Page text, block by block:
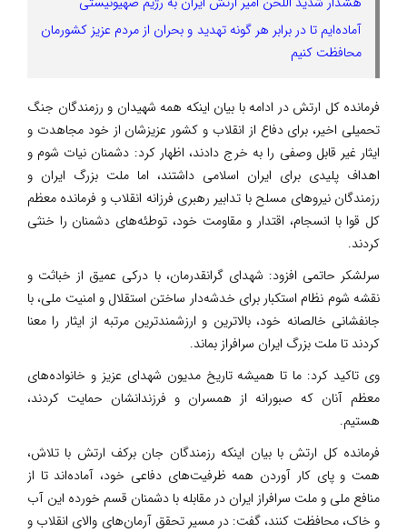
آماده‌ایم تا در برابر هر گونه تهدید و بحران از مردم عزیز کشورمان
محافظت کنیم
فرمانده کل ارتش در ادامه با بیان اینکه همه شهیدان و رزمندگان جنگ
تحمیلی اخیر، برای دفاع از انقلاب و کشور عزیزشان از خود مجاهدت و
ایثار غیر قابل وصفی را به خرج دادند، اظهار کرد: دشمنان نیات شوم و
اهداف پلیدی برای ایران اسلامی داشتند، اما ملت بزرگ ایران و
رزمندگان نیروهای مسلح با تدابیر رهبری فرزانه انقلاب و فرمانده معظم
کل قوا با انسجام، اقتدار و مقاومت خود، توطئه‌های دشمنان را خنثی
کردند.
سرلشکر حاتمی افزود: شهدای گرانقدرمان، با درکی عمیق از خباثت و
نقشه شوم نظام استکبار برای خدشه‌دار ساختن استقلال و امنیت ملی، با
جانفشانی خالصانه خود، بالاترین و ارزشمندترین مرتبه از ایثار را معنا
کردند تا ملت بزرگ ایران سرافراز بماند.
وی تاکید کرد: ما تا همیشه تاریخ مدیون شهدای عزیز و خانواده‌های
معظم آنان که صبورانه از همسران و فرزندانشان حمایت کردند،
هستیم.
فرمانده کل ارتش با بیان اینکه رزمندگان جان برکف ارتش با تلاش،
همت و پای کار آوردن همه ظرفیت‌های دفاعی خود، آماده‌اند تا از
منافع ملی و ملت سرافراز ایران در مقابله با دشمنان قسم خورده این آب
و خاک، محافظت کنند، گفت: در مسیر تحقق آرمان‌های والای انقلاب و